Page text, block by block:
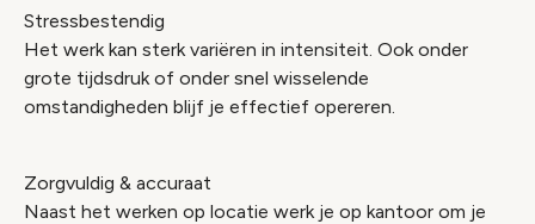
Stressbestendig
Het werk kan sterk variëren in intensiteit. Ook onder
grote tijdsdruk of onder snel wisselende
omstandigheden blijf je effectief opereren.
Zorgvuldig & accuraat
Naast het werken op locatie werk je op kantoor om je